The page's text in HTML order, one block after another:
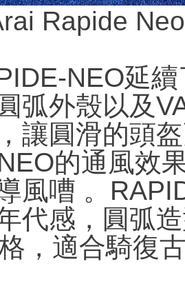
Rapide
NEO延
弧外殼以及
讓圓滑的頭
的通風效
風嘈 。
代感，圓弧
，適合騎復